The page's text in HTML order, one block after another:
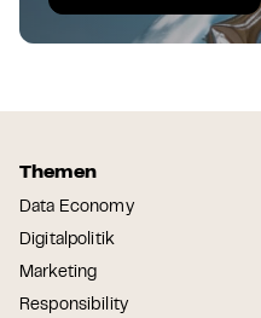
Themen
Data Economy
Digitalpolitik
Marketing
Responsibility